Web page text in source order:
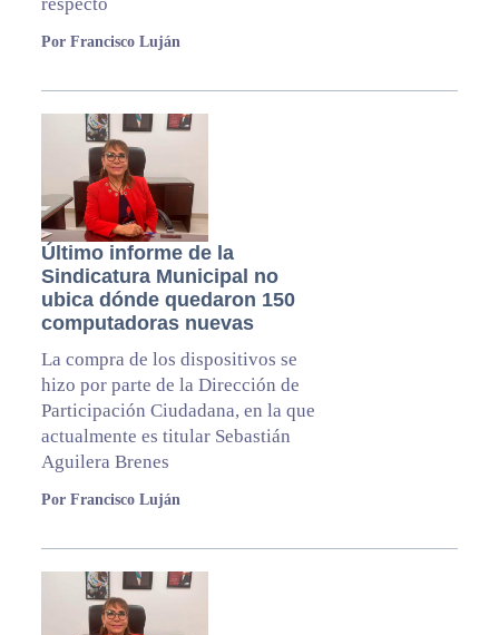
Por Francisco Luján
Último informe de la
Sindicatura Municipal no
ubica dónde quedaron 150
computadoras nuevas
La compra de los dispositivos se
hizo por parte de la Dirección de
Participación Ciudadana, en la que
actualmente es titular Sebastián
Aguilera Brenes
Por Francisco Luján